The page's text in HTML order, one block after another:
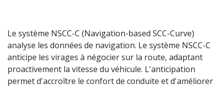
Le système NSCC-C (Navigation-based SCC-Curve)
analyse les données de navigation. Le système NSCC-C
anticipe les virages à négocier sur la route, adaptant
proactivement la vitesse du véhicule. L'anticipation
permet d'accroître le confort de conduite et d'améliorer